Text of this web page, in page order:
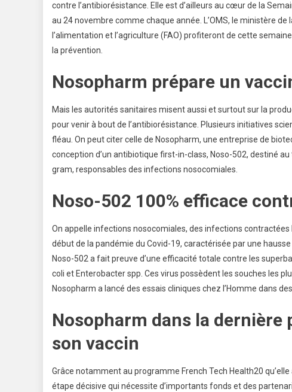
contre l’antibiorésistance. Elle est d’ailleurs au cœur de la
au 24 novembre comme chaque année. L’OMS, le ministère
l’alimentation et l’agriculture (FAO) profiteront de cette
la prévention.
Nosopharm prépare un
Mais les autorités sanitaires misent aussi et surtout sur la
pour venir à bout de l’antibiorésistance. Plusieurs initiatives
fléau. On peut citer celle de Nosopharm, une entreprise de
conception d’un antibiotique first-in-class, Noso-502, destiné
gram, responsables des infections nosocomiales.
Noso-502 100% efficace
On appelle infections nosocomiales, des infections
début de la pandémie du Covid-19, caractérisée par une
Noso-502 a fait preuve d’une efficacité totale contre les
coli et Enterobacter spp. Ces virus possèdent les souches les
Nosopharm a lancé des essais cliniques chez l’Homme dans
Nosopharm dans la dernière
son vaccin
Grâce notamment au programme French Tech Health20
étape décisive qui nécessite d’importants fonds et des